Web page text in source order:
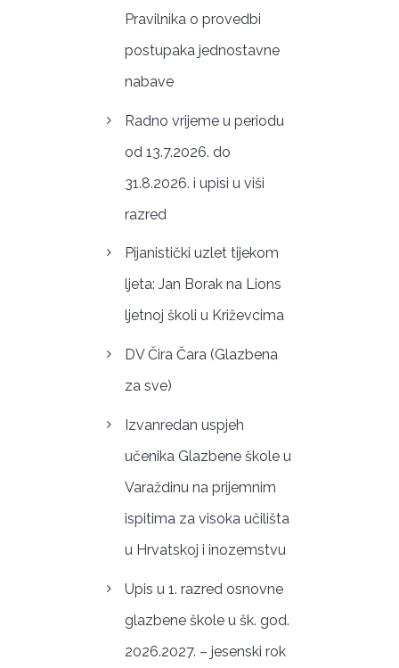
Pravilnika o provedbi
postupaka jednostavne
nabave
Radno vrijeme u periodu
od 13.7.2026. do
31.8.2026. i upisi u viši
razred
Pijanistički uzlet tijekom
ljeta: Jan Borak na Lions
ljetnoj školi u Križevcima
DV Čira Čara (Glazbena
za sve)
Izvanredan uspjeh
učenika Glazbene škole u
Varaždinu na prijemnim
ispitima za visoka učilišta
u Hrvatskoj i inozemstvu
Upis u 1. razred osnovne
glazbene škole u šk. god.
2026.2027. – jesenski rok